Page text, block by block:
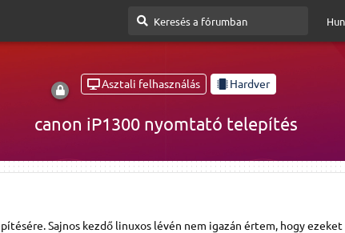
Asztali felhasználás Hardver
canon iP1300 nyomtató telepítés
Sajnos kezdő linuxos lévén nem igazán értem, hogy ezeket